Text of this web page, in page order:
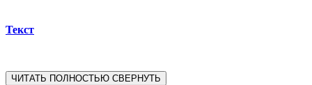
Текст
ЧИТАТЬ ПОЛНОСТЬЮ СВЕРНУТЬ